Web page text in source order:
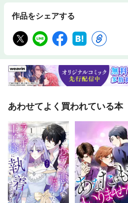
作品をシェアする
あわせてよく買われている本